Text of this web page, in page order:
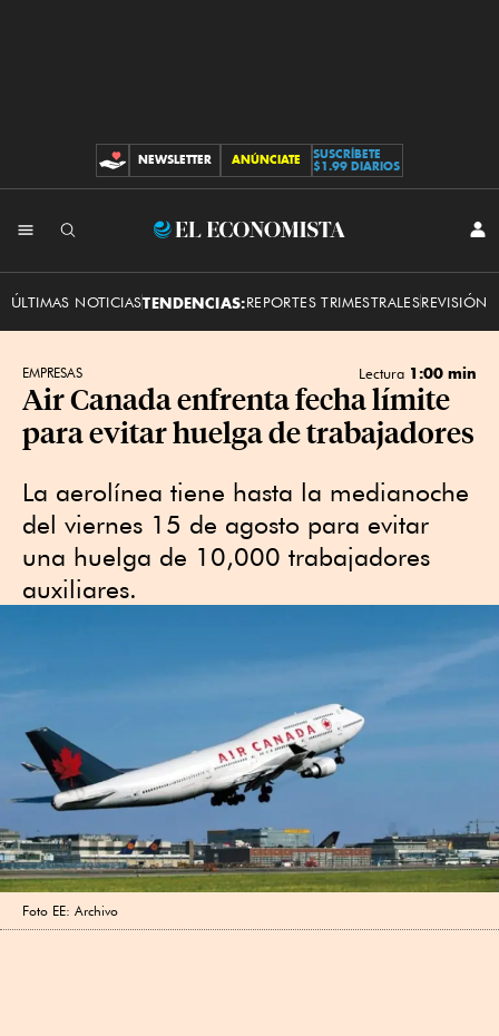
CONTRIBUCIONES
NEWSLETTER ANÚNCIATE
SUSCRÍBETE
$1.99 DIARIOS
El
ÚLTIMAS NOTICIASTENDENCIAS:REPORTES TRIMESTRALESREVISIÓN
EMPRESAS Lectura 1:00 min
Air Canada enfrenta fecha límite
para evitar huelga de trabajadores
La aerolínea tiene hasta la medianoche
del viernes 15 de agosto para evitar
una huelga de 10,000 trabajadores
auxiliares.
Foto EE: Archivo